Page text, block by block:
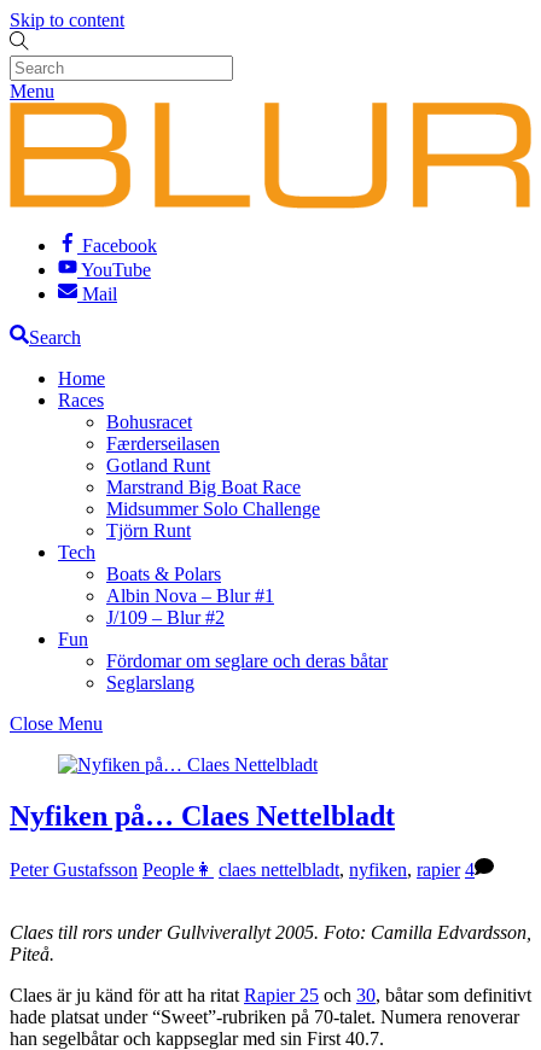
Skip to content
Menu
Facebook
YouTube
Mail
Search
Home
Races
Bohusracet
Færderseilasen
Gotland Runt
Marstrand Big Boat Race
Midsummer Solo Challenge
Tjörn Runt
Tech
Boats & Polars
Albin Nova – Blur #1
J/109 – Blur #2
Fun
Fördomar om seglare och deras båtar
Seglarslang
Close Menu
Nyfiken på… Claes Nettelbladt
Peter Gustafsson People👩 claes nettelbladt, nyfiken, rapier 4
Claes till rors under Gullviverallyt 2005. Foto: Camilla Edvardsson,
Piteå.
Claes är ju känd för att ha ritat Rapier 25 och 30, båtar som definitivt
hade platsat under “Sweet”-rubriken på 70-talet. Numera renoverar
han segelbåtar och kappseglar med sin First 40.7.